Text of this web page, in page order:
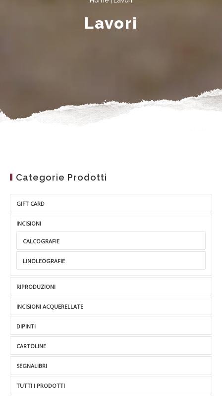
Lavori
Categorie Prodotti
GIFT CARD
INCISIONI
CALCOGRAFIE
LINOLEOGRAFIE
RIPRODUZIONI
INCISIONI ACQUERELLATE
DIPINTI
CARTOLINE
SEGNALIBRI
TUTTI I PRODOTTI